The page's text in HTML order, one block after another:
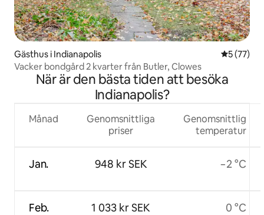
Gästhus i Indianapolis 5 av 5 i
5 (77)
Vacker bondgård 2 kvarter från Butler, Clowes
När är den bästa tiden att besöka
Indianapolis?
Månad
Jan.
Feb.
Genomsnittliga
priser
948 kr SEK
1 033 kr SEK
Genomsnittlig
temperatur
−2 °C
0 °C